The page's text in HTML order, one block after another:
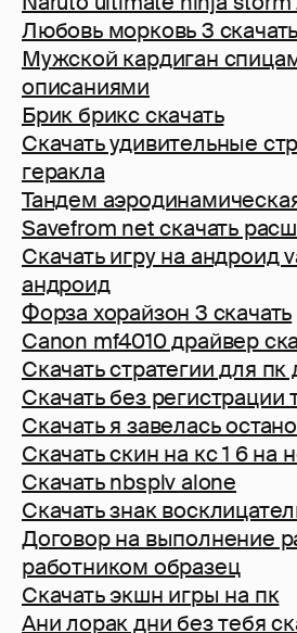
Любовь морковь 3 скачать
Мужской кардиган
описаниями
Брик брикс скачать
Скачать удивительные
геракла
Тандем
Savefrom net скачать
Скачать игру на андроид
андроид
Форза хорайзон 3 скачать
Canon mf4010 драйвер
Скачать стратегии для
Скачать без регистрации
Скачать я завелась
Скачать скин на кс 1 6 на
Скачать nbsplv alone
Скачать знак
Договор на выполнение
работником образец
Скачать экшн игры на пк
Ани лорак дни без тебя